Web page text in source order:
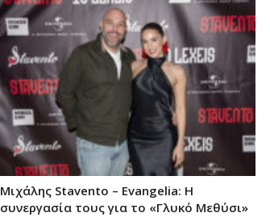
Μιχάλης Stavento – Evangelia: Η
συνεργασία τους για το «Γλυκό Μεθύσι»